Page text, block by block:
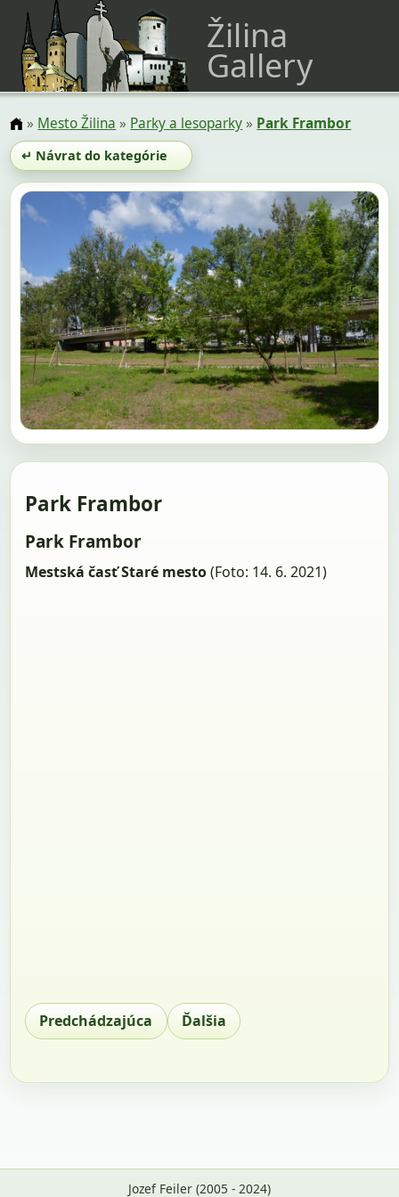
Žilina
Gallery
» Mesto Žilina » Parky a lesoparky» Park Frambor
↵ Návrat do kategórie
Park Frambor
Park Frambor
Mestská časť Staré mesto(Foto: 14. 6. 2021)
Predchádzajúca Ďalšia
Jozef Feiler (2005 - 2024)